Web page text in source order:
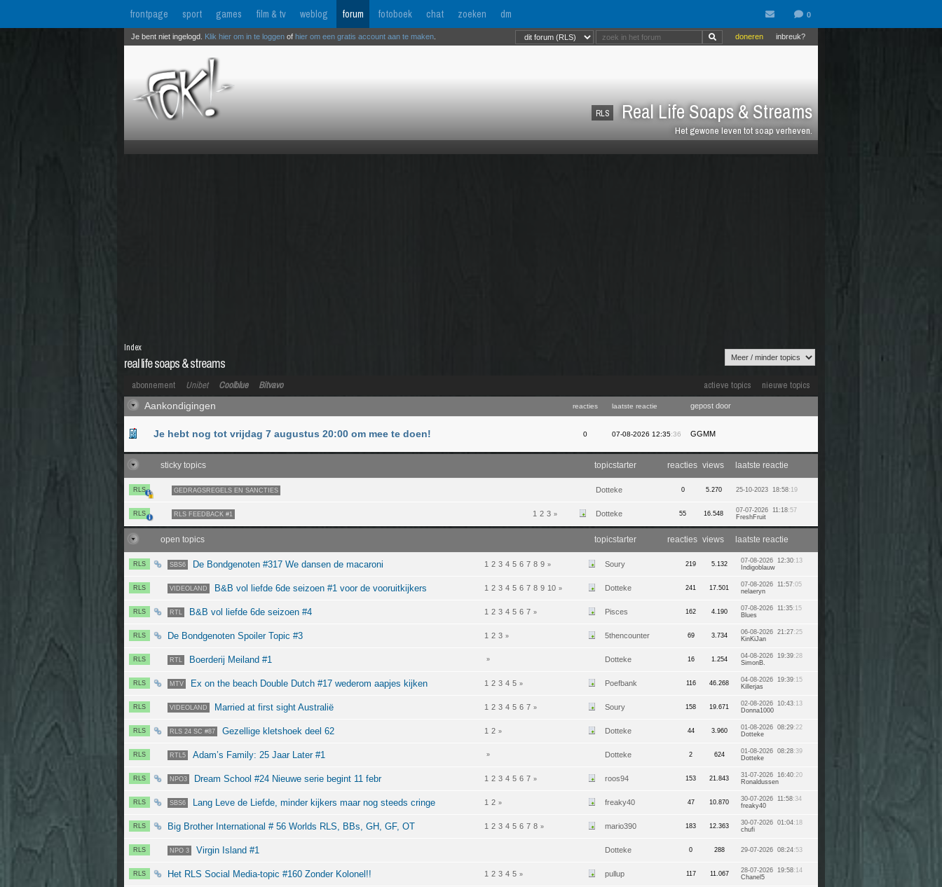
frontpage sport games film & tv weblog forum fotoboek chat zoeken dm
RLS Real Life Soaps & Streams
Het gewone leven tot soap verheven.
inbreuk?
doneren
Je bent niet ingelogd. Klik hier om in te loggen of hier om een gratis account aan te maken
real life soaps & streams
Index
actieve topics nieuwe topics
abonnement Unibet Coolblue Bitvavo
Aankondigingen reacties laatste reactie gepost door
Je hebt nog tot vrijdag 7 augustus 20:00 om mee te doen! 0 07-08-2026 12:35:36 GGMM
sticky topics topicstarter reacties views laatste reactie
RLS GEDRAGSREGELS EN SANCTIES Dotteke 0 5.270 25-10-2023 18:58:19
RLS RLS FEEDBACK #1 1 2 3 » Dotteke 55 16.548 07-07-2026 11:18:57
FreshFruit
open topics topicstarter reacties views laatste reactie
RLS SBS6 De Bondgenoten #317 We dansen de macaroni 1 2 3 4 5 6 7 8 9 » Soury 219 5.132 07-08-2026 12:30:13
Indigoblauw
RLS VIDEOLAND B&B vol liefde 6de seizoen #1 voor de vooruitkijkers 1 2 3 4 5 6 7 8 9 10 » Dotteke 241 17.501 07-08-2026 11:57:05
nelaeryn
RLS RTL B&B vol liefde 6de seizoen #4 1 2 3 4 5 6 7 » Pisces 162 4.190 07-08-2026 11:35:15
Blues
RLS De Bondgenoten Spoiler Topic #3 1 2 3 » 5thencounter 69 3.734 06-08-2026 21:27:25
KinKiJan
RLS RTL Boerderij Meiland #1 » Dotteke 16 1.254 04-08-2026 19:39:28
SimonB.
RLS MTV Ex on the beach Double Dutch #17 wederom aapjes kijken 1 2 3 4 5 » Poefbank 116 46.268 04-08-2026 19:39:15
Killerjas
RLS VIDEOLAND Married at first sight Australië 1 2 3 4 5 6 7 » Soury 158 19.671 02-08-2026 10:43:13
Donna1000
RLS RLS 24 SC #87 Gezellige kletshoek deel 62 1 2 » Dotteke 44 3.960 01-08-2026 08:29:22
Dotteke
RLS RTL5 Adam’s Family: 25 Jaar Later #1 » Dotteke 2 624 01-08-2026 08:28:39
Dotteke
RLS NPO3 Dream School #24 Nieuwe serie begint 11 febr 1 2 3 4 5 6 7 » roos94 153 21.843 31-07-2026 16:40:20
Ronaldussen
RLS SBS6 Lang Leve de Liefde, minder kijkers maar nog steeds cringe 1 2 » freaky40 47 10.870 30-07-2026 11:58:34
freaky40
RLS Big Brother International # 56 Worlds RLS, BBs, GH, GF, OT 1 2 3 4 5 6 7 8 » mario390 183 12.363 30-07-2026 01:04:18
chufi
RLS NPO 3 Virgin Island #1 Dotteke 0 288 29-07-2026 08:24:53
RLS Het RLS Social Media-topic #160 Zonder Kolonel!! 1 2 3 4 5 » pullup 117 11.067 28-07-2026 19:58:14
Chanel5